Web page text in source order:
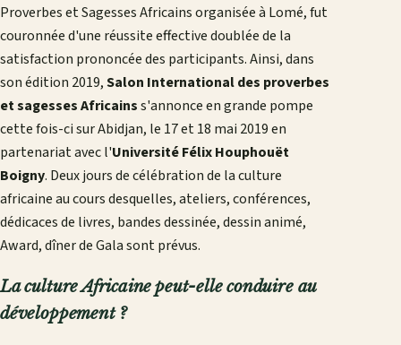
Proverbes et Sagesses Africains organisée à Lomé, fut
couronnée d'une réussite effective doublée de la
satisfaction prononcée des participants. Ainsi, dans
son édition 2019,Salon International des proverbes
et sagesses Africainss'annonce en grande pompe
cette fois-ci sur Abidjan, le 17 et 18 mai 2019 en
partenariat avec l'Université Félix Houphouët
Boigny. Deux jours de célébration de la culture
africaine au cours desquelles, ateliers, conférences,
dédicaces de livres, bandes dessinée, dessin animé,
Award, dîner de Gala sont prévus.
La culture Africaine peut-elle conduire au
développement ?